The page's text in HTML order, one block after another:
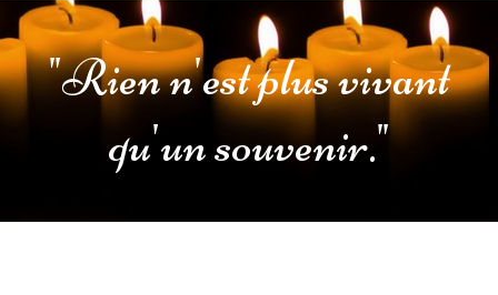
"Rien n'est plus vivant
qu'un souvenir."